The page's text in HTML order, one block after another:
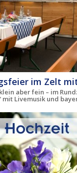
im Zelt
aber fein – im
mit Livemusik und